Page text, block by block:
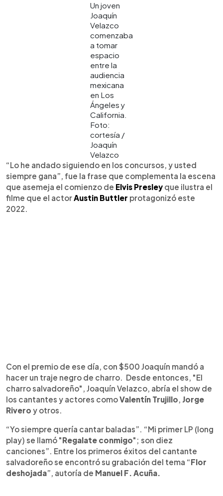
Un joven
Joaquín
Velazco
comenzaba
a tomar
espacio
entre la
audiencia
mexicana
en Los
Ángeles y
California.
Foto:
cortesía /
Joaquín
Velazco
“Lo he andado siguiendo en los concursos, y usted
siempre gana”, fue la frase que complementa la escena
que asemeja el comienzo de Elvis Presley que ilustra el
filme que el actorAustin Buttler protagonizó este
2022.
Con el premio de ese día, con $500 Joaquín mandó a
hacer un traje negro de charro. Desde entonces, "El
charro salvadoreño", Joaquín Velazco, abría el show de
los cantantes y actores comoValentín Trujillo, Jorge
Rivero y otros.
“Yo siempre quería cantar baladas”. “Mi primer LP (long
play) se llamó "Regalate conmigo"; son diez
canciones”. Entre los primeros éxitos del cantante
salvadoreño se encontró su grabación del tema “Flor
deshojada”, autoría de Manuel F. Acuña.